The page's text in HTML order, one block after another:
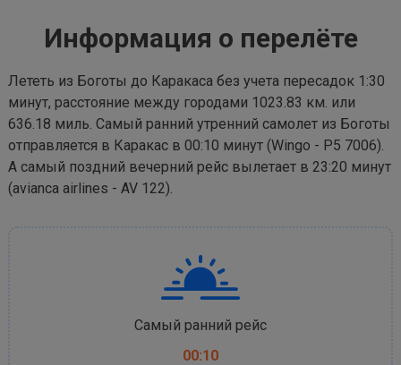
Информация о перелёте
Лететь из Боготы до Каракаса без учета пересадок 1:30
минут, расстояние между городами 1023.83 км. или
636.18 миль. Самый ранний утренний самолет из Боготы
отправляется в Каракас в 00:10 минут (Wingo - P5 7006).
А самый поздний вечерний рейс вылетает в 23:20 минут
(avianca airlines - AV 122).
Самый ранний рейс
00:10